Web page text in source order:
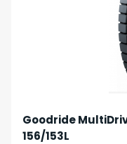
Goodride
156/153L